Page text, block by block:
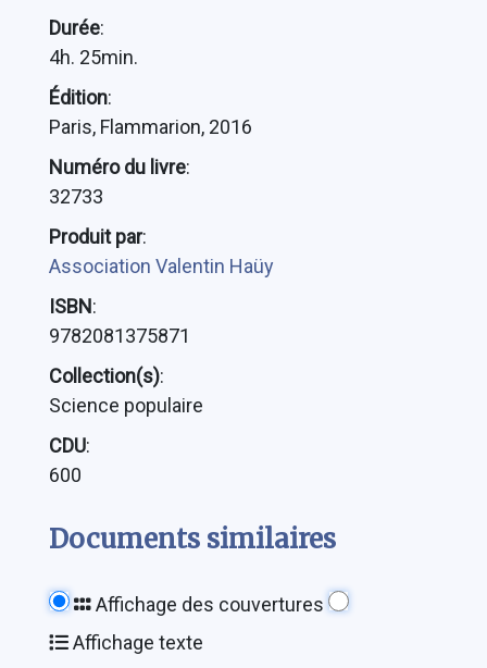
Durée:
4h. 25min.
Édition:
Paris, Flammarion, 2016
Numéro du livre:
32733
Produit par:
Association Valentin Haüy
ISBN:
9782081375871
Collection(s):
Science populaire
CDU:
600
Documents similaires
Affichage des couvertures
Affichage texte